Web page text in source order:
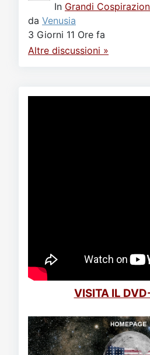
In Grandi
da Venusia
3 Giorni 11 Ore fa
Altre discussioni »
VISITA IL